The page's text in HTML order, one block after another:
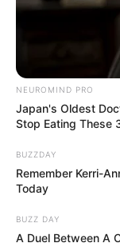
NEUROMIND PRO
Japan's Oldest
Stop Eating These
BUZZDAY
Remember Kerri-
Today
BUZZ DAY
A Duel Between A